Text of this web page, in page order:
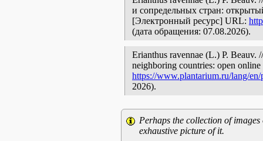
и сопредельных стран:
[Электронный ресурс] URL:
(дата обращения: 07.08.2026).
Erianthus ravennae (L.) P. Beauv.
neighboring countries: open
https://www.plantarium.ru/lang/
2026).
Perhaps the collection of
exhaustive picture of it.